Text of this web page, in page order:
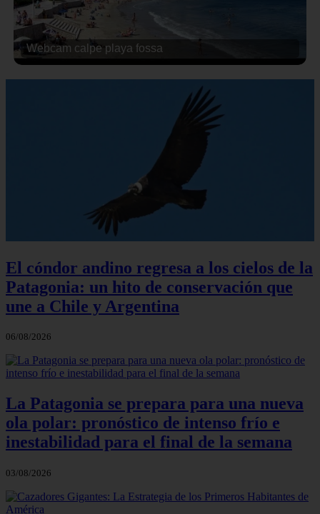
Webcam calpe playa fossa
El cóndor andino regresa a los cielos de la
Patagonia: un hito de conservación que
une a Chile y Argentina
06/08/2026
La Patagonia se prepara para una nueva
ola polar: pronóstico de intenso frío e
inestabilidad para el final de la semana
03/08/2026